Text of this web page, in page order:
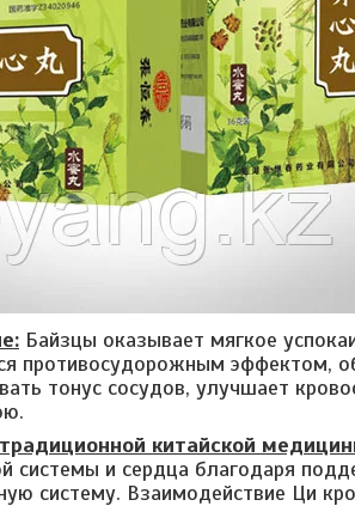
Байзцы оказывает мягкое
противосудорожным эффектом,
тонус сосудов, улучшает
китайской
системы и сердца благодаря
систему. Взаимодействие Ци